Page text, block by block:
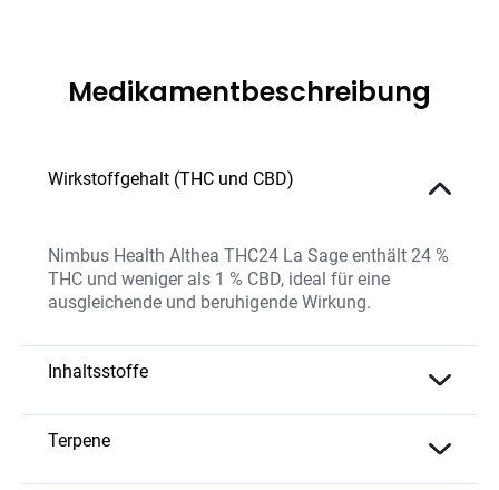
Medikamentbeschreibung
Wirkstoffgehalt (THC und CBD)
Nimbus Health Althea THC24 La Sage enthält 24 %
THC und weniger als 1 % CBD, ideal für eine
ausgleichende und beruhigende Wirkung.
Inhaltsstoffe
Das Produkt enthält hochwertiges THC, natürliche
Terpene und ist frei von chemischen
Terpene
Limonen: Belebend und zitrusartig.